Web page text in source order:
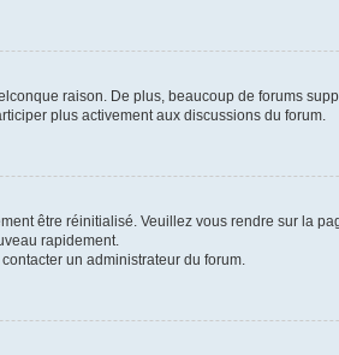
raison. De plus, beaucoup de forums
plus activement aux discussions du forum.
être réinitialisé. Veuillez vous rendre sur la
rapidement.
un administrateur du forum.